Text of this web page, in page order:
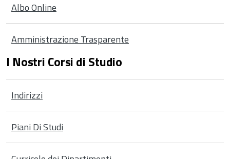
Albo Online
Amministrazione Trasparente
I Nostri Corsi di Studio
Indirizzi
Piani Di Studi